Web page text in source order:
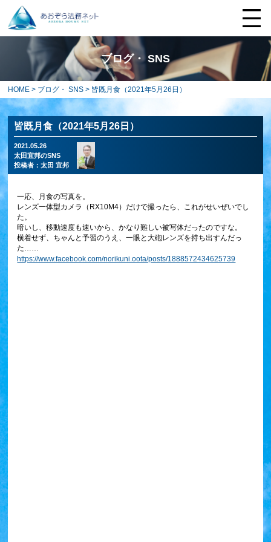
ブログ・ SNS
HOME > ブログ・ SNS > 皆既月食（2021年5月26日）
皆既月食（2021年5月26日）
2021.05.26
太田宜邦のSNS
投稿者：太田 宜邦
一応、月食の写真を。
レンズ一体型カメラ（RX10M4）だけで撮ったら、これがせいぜいでし
た。
暗いし、移動速度も速いから、かなり難しい被写体だったのですな。
横着せず、ちゃんと予習のうえ、一眼と大砲レンズを持ち出すんだっ
た……
https://www.facebook.com/norikuni.oota/posts/1888572434625739